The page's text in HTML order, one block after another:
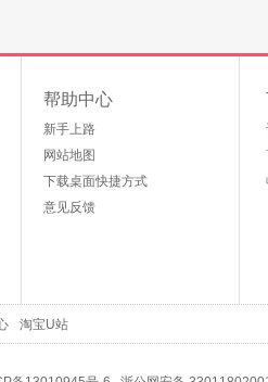
帮助中心
新手上路
网站地图
下载桌面快捷方式
意见反馈
淘宝U站